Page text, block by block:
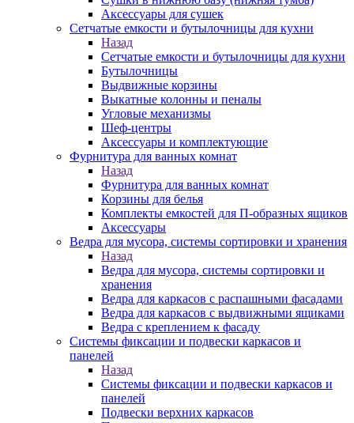
Аксессуары для сушек
Сетчатые емкости и бутылочницы для кухни
Назад
Сетчатые емкости и бутылочницы для кухни
Бутылочницы
Выдвижные корзины
Выкатные колонны и пеналы
Угловые механизмы
Шеф-центры
Аксессуары и комплектующие
Фурнитура для ванных комнат
Назад
Фурнитура для ванных комнат
Корзины для белья
Комплекты емкостей для П-образных ящиков
Аксессуары
Ведра для мусора, системы сортировки и хранения
Назад
Ведра для мусора, системы сортировки и
хранения
Ведра для каркасов с распашными фасадами
Ведра для каркасов с выдвижными ящиками
Ведра с креплением к фасаду
Системы фиксации и подвески каркасов и
панелей
Назад
Системы фиксации и подвески каркасов и
панелей
Подвески верхних каркасов